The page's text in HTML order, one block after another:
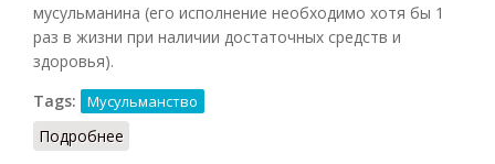
мусульманина (его исполнение необходимо хотя бы 1
раз в жизни при наличии достаточных средств и
здоровья).
Tags:
Мусульманство
Подробнее